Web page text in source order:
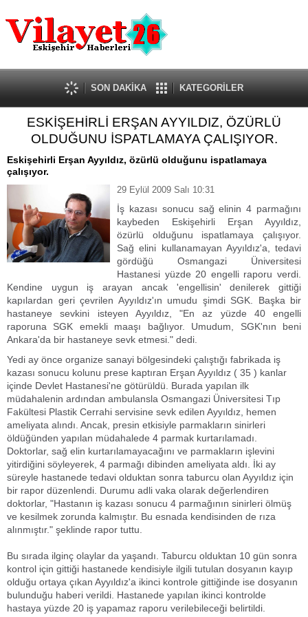
Güncel
Ekonomi
Politika
Eğitim
Spor
Kültür-Sanat
Dünya
Röportaj
Tanıtım Yazısı
SON DAKİKA KATEGORİLER
ESKİŞEHİRLİ ERŞAN AYYILDIZ, ÖZÜRLÜ
OLDUĞUNU İSPATLAMAYA ÇALIŞIYOR.
Eskişehirli Erşan Ayyıldız, özürlü olduğunu ispatlamaya
çalışıyor.
29 Eylül 2009 Salı 10:31
İş kazası sonucu sağ elinin 4 parmağını
kaybeden Eskişehirli Erşan Ayyıldız,
özürlü olduğunu ispatlamaya çalışıyor.
Sağ elini kullanamayan Ayyıldız'a, tedavi
gördüğü Osmangazi Üniversitesi
Hastanesi yüzde 20 engelli raporu verdi.
Kendine uygun iş arayan ancak 'engellisin' denilerek gittiği
kapılardan geri çevrilen Ayyıldız'ın umudu şimdi SGK. Başka bir
hastaneye sevkini isteyen Ayyıldız, "En az yüzde 40 engelli
raporuna SGK emekli maaşı bağlıyor. Umudum, SGK'nın beni
Ankara'da bir hastaneye sevk etmesi." dedi.
Yedi ay önce organize sanayi bölgesindeki çalıştığı fabrikada iş
kazası sonucu kolunu prese kaptıran Erşan Ayyıldız ( 35 ) kanlar
içinde Devlet Hastanesi'ne götürüldü. Burada yapılan ilk
müdahalenin ardından ambulansla Osmangazi Üniversitesi Tıp
Fakültesi Plastik Cerrahi servisine sevk edilen Ayyıldız, hemen
ameliyata alındı. Ancak, presin etkisiyle parmakların sinirleri
öldüğünden yapılan müdahalede 4 parmak kurtarılamadı.
Doktorlar, sağ elin kurtarılamayacağını ve parmakların işlevini
yitirdiğini söyleyerek, 4 parmağı dibinden ameliyata aldı. İki ay
süreyle hastanede tedavi olduktan sonra taburcu olan Ayyıldız için
bir rapor düzenlendi. Durumu adli vaka olarak değerlendiren
doktorlar, "Hastanın iş kazası sonucu 4 parmağının sinirleri ölmüş
ve kesilmek zorunda kalmıştır. Bu esnada kendisinden de rıza
alınmıştır." şeklinde rapor tuttu.
Bu sırada ilginç olaylar da yaşandı. Taburcu olduktan 10 gün sonra
kontrol için gittiği hastanede kendisiyle ilgili tutulan dosyanın kayıp
olduğu ortaya çıkan Ayyıldız'a ikinci kontrole gittiğinde ise dosyanın
bulunduğu haberi verildi. Hastanede yapılan ikinci kontrolde
hastaya yüzde 20 iş yapamaz raporu verilebileceği belirtildi.